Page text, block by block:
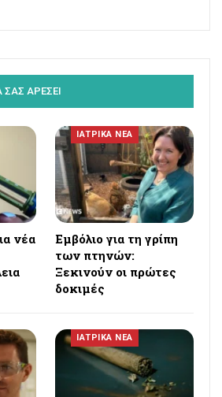
ΣΑΣ ΑΡΕΣΕΙ
νέα
ΙΑΤΡΙΚΑ ΝΕΑ
Εμβόλιο για τη γρίπη
των πτηνών:
Ξεκινούν οι πρώτες
δοκιμές
ΙΑΤΡΙΚΑ ΝΕΑ